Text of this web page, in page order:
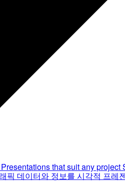
Presentations that suit any project
픽 데이터와 정보를 시각적 프레